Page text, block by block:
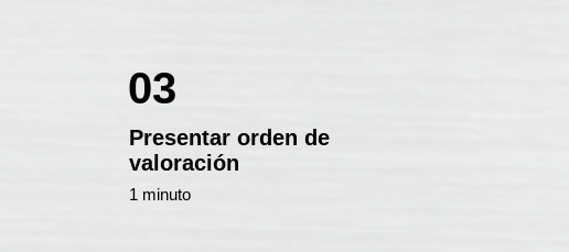
03
Presentar orden de
valoración
1 minuto